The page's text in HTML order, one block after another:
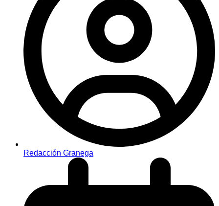
Redacción Granega